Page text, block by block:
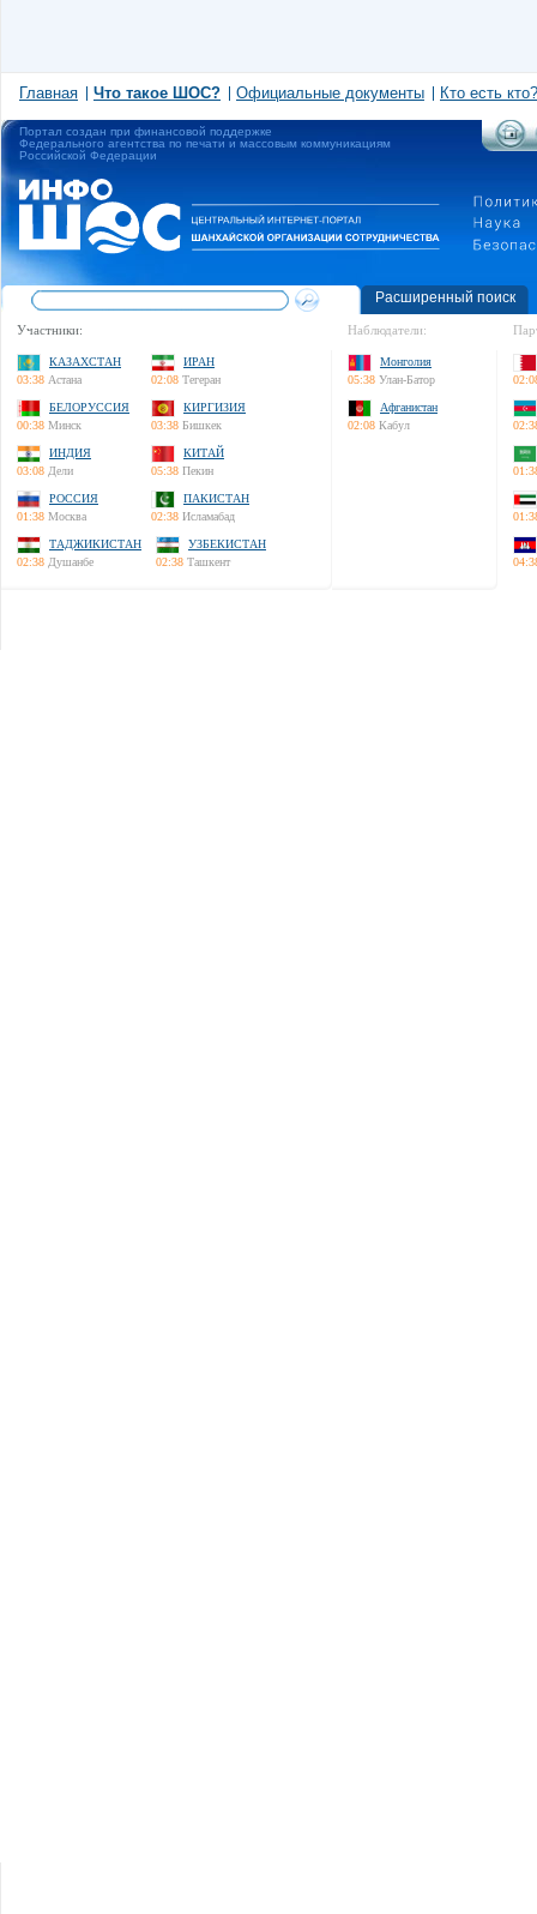
Главная Что такое ШОС? Официальные документы Кто есть кто?
Портал создан при финансовой поддержке
Федерального агентства по печати и массовым коммуникациям
Российской Федерации
Расширенный поиск
Участники:
КАЗАХСТАН
03:38 Астана
ИРАН
02:08 Тегеран
БЕЛОРУССИЯ
00:38 Минск
КИРГИЗИЯ
03:38 Бишкек
ИНДИЯ
03:08 Дели
КИТАЙ
05:38 Пекин
РОССИЯ
01:38 Москва
ПАКИСТАН
02:38 Исламабад
ТАДЖИКИСТАН
02:38 Душанбе
УЗБЕКИСТАН
02:38 Ташкент
Наблюдатели:
Монголия
05:38 Улан-Батор
Афганистан
02:08 Кабул